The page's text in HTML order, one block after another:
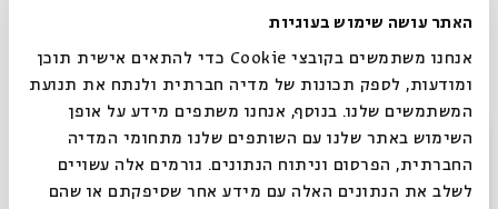
האתר עושה שימוש בעוגיות
אנחנו משתמשים בקובצי Cookie כדי להתאים אישית תוכן
ומודעות, לספק תכונות של מדיה חברתית ולנתח את תנועת
המשתמשים שלנו. בנוסף, אנחנו משתפים מידע על אופן
השימוש באתר שלנו עם השותפים שלנו מתחומי המדיה
החברתית, הפרסום וניתוח הנתונים. גורמים אלה עשויים
לשלב את הנתונים האלה עם מידע אחר שסיפקתם או שהם
מתוך:
17.12
ה' | 11:00
סגור